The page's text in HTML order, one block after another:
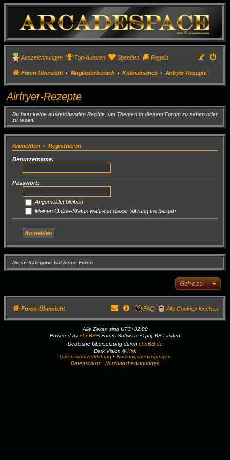
Auszeichnungen Top-Autoren Spenden Regeln
Foren-Übersicht Mitgliederbereich Kulinarisches Airfryer-Rezepte
Airfryer-Rezepte
Du hast keine ausreichenden Rechte, um Themen in diesem Forum zu sehen oder
zu lesen.
Anmelden • Registrieren
Benutzername:
Passwort:
Angemeldet bleiben
Meinen Online-Status während dieser Sitzung verbergen
Diese Kategorie hat keine Foren.
Gehe zu
Foren-Übersicht Alle Cookies löschen
FAQ
Alle Zeiten sind UTC+02:00
Powered byphpBB® Forum Software © phpBB Limited
Deutsche Übersetzung durch phpBB.de
Dark Vision ©Kirk
Datenschutzerklärung• Nutzungsbedingungen
Datenschutz| Nutzungsbedingungen